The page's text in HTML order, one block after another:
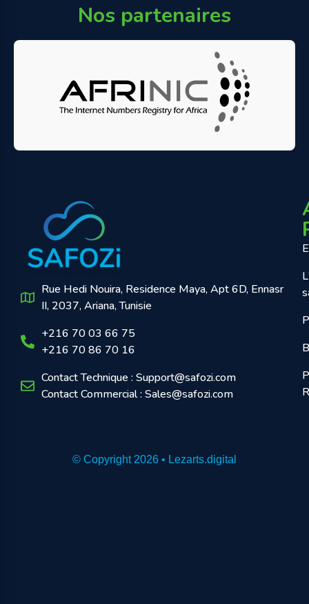
Nos partenaires
Rue Hedi Nouira, Residence Maya, Apt 6D, Ennasr
II, 2037, Ariana, Tunisie
+216 70 03 66 75
+216 70 86 70 16
Contact Technique : Support@safozi.com
Contact Commercial : Sales@safozi.com
© Copyright 2026 • Lezarts.digital